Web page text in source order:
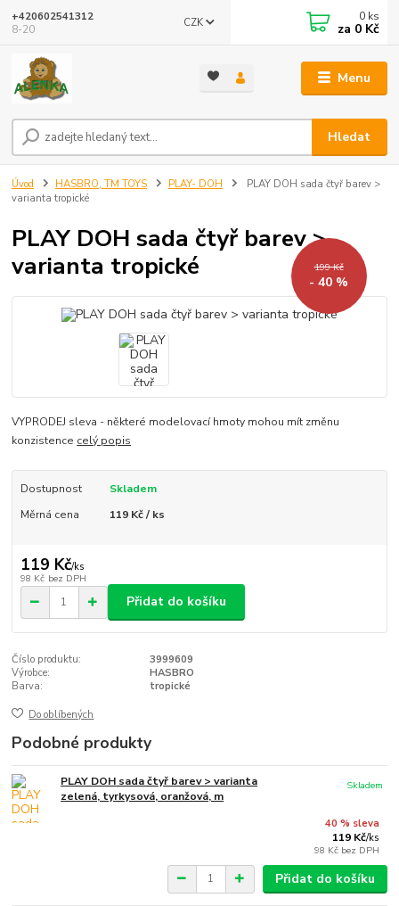
Menu
CZK
Hledat
+420602541312
8-20
0 ks
za 0 Kč
Úvod HASBRO, TM TOYS PLAY- DOH
PLAY DOH sada čtyř barev >
varianta tropické
PLAY DOH sada čtyř barev >
varianta tropické
199 Kč
- 40 %
VYPRODEJ sleva - některé modelovací hmoty mohou mít změnu
konzistence celý popis
Dostupnost
Skladem
Měrná cena
119 Kč / ks
119 Kč/ks
98 Kč bez DPH
Přidat do košíku
Číslo produktu:
3999609
Výrobce:
HASBRO
Barva:
tropické
Do oblíbených
Podobné produkty
PLAY DOH sada čtyř barev > varianta
zelená, tyrkysová, oranžová, m
40 % sleva
119 Kč/ks
98 Kč bez DPH
Skladem
Přidat do košíku